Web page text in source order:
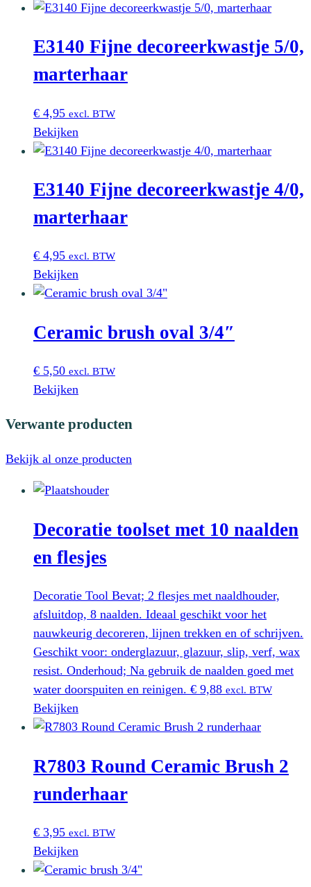
E3140 Fijne decoreerkwastje 5/0,
marterhaar
€ 4,95 excl. BTW
Bekijken
E3140 Fijne decoreerkwastje 4/0,
marterhaar
€ 4,95 excl. BTW
Bekijken
Ceramic brush oval 3/4″
€ 5,50 excl. BTW
Bekijken
Verwante producten
Bekijk al onze producten
Decoratie toolset met 10 naalden
en flesjes
Decoratie Tool Bevat; 2 flesjes met naaldhouder,
afsluitdop, 8 naalden. Ideaal geschikt voor het
nauwkeurig decoreren, lijnen trekken en of schrijven.
Geschikt voor: onderglazuur, glazuur, slip, verf, wax
resist. Onderhoud; Na gebruik de naalden goed met
water doorspuiten en reinigen. € 9,88 excl. BTW
Bekijken
R7803 Round Ceramic Brush 2
runderhaar
€ 3,95 excl. BTW
Bekijken